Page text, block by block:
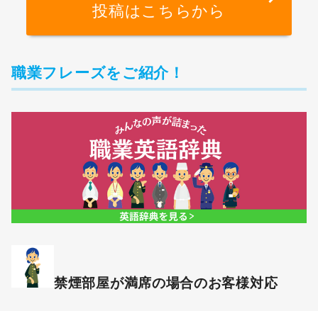
投稿はこちらから
職業フレーズをご紹介！
禁煙部屋が満席の場合のお客様対応